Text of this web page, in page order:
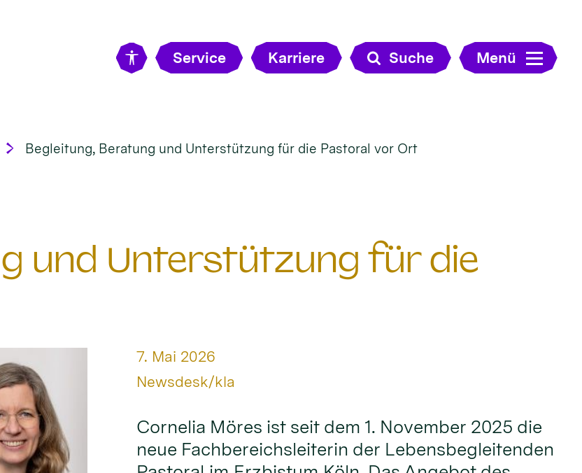
Service Karriere Suche Menü
Begleitung, Beratung und Unterstützung für die Pastoral vor Ort
und Unterstützung für die
Datum:
7. Mai 2026
Von:
Newsdesk/kla
Cornelia Möres ist seit dem 1. November 2025 die
neue Fachbereichsleiterin der Lebensbegleitenden